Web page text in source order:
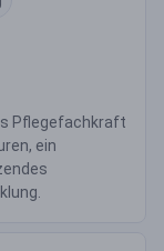
Pflegefachkraft
ein